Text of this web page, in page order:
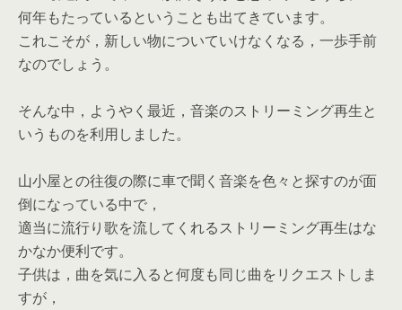
何年もたっているということも出てきています。
これこそが，新しい物についていけなくなる，一歩手前
なのでしょう。
そんな中，ようやく最近，音楽のストリーミング再生と
いうものを利用しました。
山小屋との往復の際に車で聞く音楽を色々と探すのが面
倒になっている中で，
適当に流行り歌を流してくれるストリーミング再生はな
かなか便利です。
子供は，曲を気に入ると何度も同じ曲をリクエストしま
すが，